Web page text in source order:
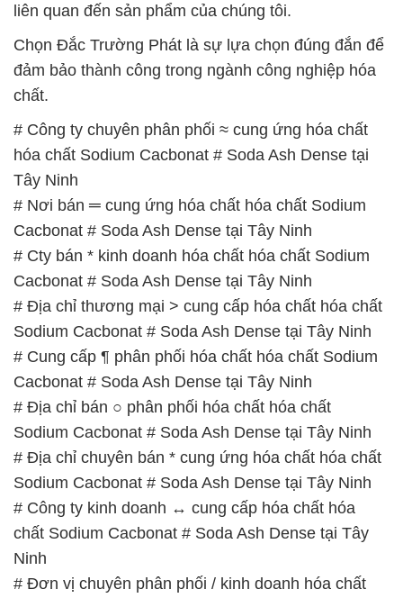
liên quan đến sản phẩm của chúng tôi.
Chọn Đắc Trường Phát là sự lựa chọn đúng đắn để
đảm bảo thành công trong ngành công nghiệp hóa
chất.
# Công ty chuyên phân phối ≈ cung ứng hóa chất
hóa chất Sodium Cacbonat # Soda Ash Dense tại
Tây Ninh
# Nơi bán ═ cung ứng hóa chất hóa chất Sodium
Cacbonat # Soda Ash Dense tại Tây Ninh
# Cty bán * kinh doanh hóa chất hóa chất Sodium
Cacbonat # Soda Ash Dense tại Tây Ninh
# Địa chỉ thương mại > cung cấp hóa chất hóa chất
Sodium Cacbonat # Soda Ash Dense tại Tây Ninh
# Cung cấp ¶ phân phối hóa chất hóa chất Sodium
Cacbonat # Soda Ash Dense tại Tây Ninh
# Địa chỉ bán ○ phân phối hóa chất hóa chất
Sodium Cacbonat # Soda Ash Dense tại Tây Ninh
# Địa chỉ chuyên bán * cung ứng hóa chất hóa chất
Sodium Cacbonat # Soda Ash Dense tại Tây Ninh
# Công ty kinh doanh ↔ cung cấp hóa chất hóa
chất Sodium Cacbonat # Soda Ash Dense tại Tây
Ninh
# Đơn vị chuyên phân phối / kinh doanh hóa chất